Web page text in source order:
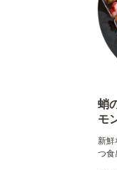
蛸
モ
新
つ食